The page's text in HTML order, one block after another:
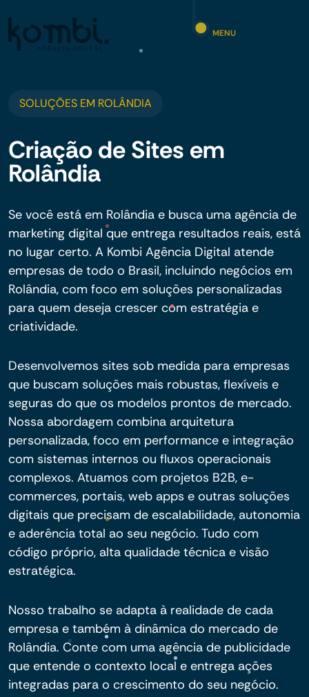
MENU
SOLUÇÕES EM ROLÂNDIA
Criação de Sites em
Rolândia
Se você está em Rolândia e busca uma agência de
marketing digital que entrega resultados reais, está
no lugar certo. A Kombi Agência Digital atende
empresas de todo o Brasil, incluindo negócios em
Rolândia, com foco em soluções personalizadas
para quem deseja crescer com estratégia e
criatividade.
Desenvolvemos sites sob medida para empresas
que buscam soluções mais robustas, flexíveis e
seguras do que os modelos prontos de mercado.
Nossa abordagem combina arquitetura
personalizada, foco em performance e integração
com sistemas internos ou fluxos operacionais
complexos. Atuamos com projetos B2B, e-
commerces, portais, web apps e outras soluções
digitais que precisam de escalabilidade, autonomia
e aderência total ao seu negócio. Tudo com
código próprio, alta qualidade técnica e visão
estratégica.
Nosso trabalho se adapta à realidade de cada
empresa e também à dinâmica do mercado de
Rolândia. Conte com uma agência de publicidade
que entende o contexto local e entrega ações
integradas para o crescimento do seu negócio.